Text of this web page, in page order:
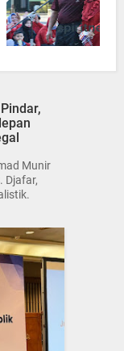
Munir
Djafar,